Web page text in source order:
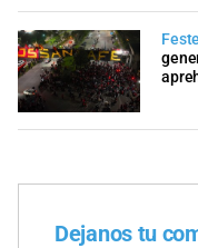
Dejanos tu